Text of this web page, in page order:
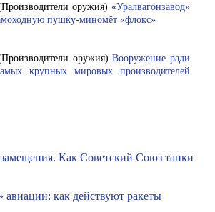
оружия) «Уралвагонзавод»
пушку-миномёт «флокс»
оружия) Вооружение ради
крупных мировых производителей
Как Советский Союз танки
авиации: как действуют ракеты